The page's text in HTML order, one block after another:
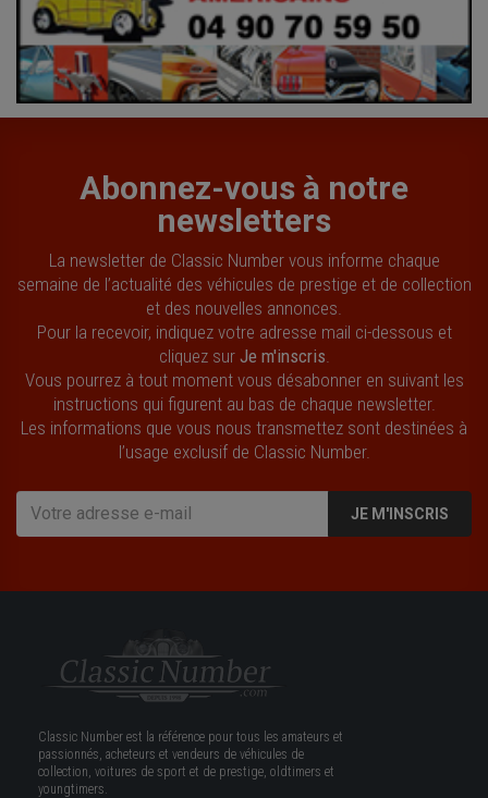
Abonnez-vous à notre
newsletters
La newsletter de Classic Number vous informe chaque
semaine de l’actualité des véhicules de prestige et de collection
et des nouvelles annonces.
Pour la recevoir, indiquez votre adresse mail ci-dessous et
cliquez sur Je m'inscris
Vous pourrez à tout moment vous désabonner en suivant les
instructions qui figurent au bas de chaque newsletter.
Les informations que vous nous transmettez sont destinées à
l’usage exclusif de Classic Number.
JE M'INSCRIS
Classic Number est la référence pour tous les amateurs et
passionnés, acheteurs et vendeurs de véhicules de
collection, voitures de sport et de prestige, oldtimers et
youngtimers.